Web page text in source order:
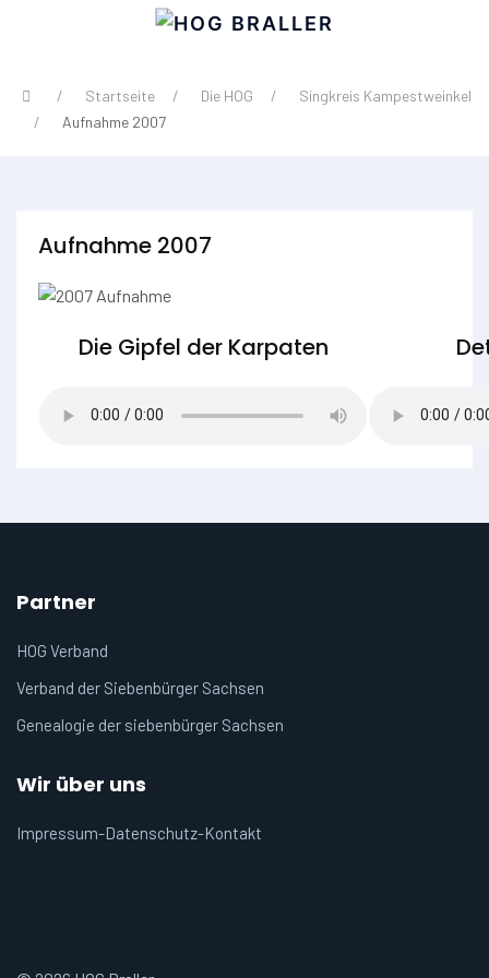
Startseite Die HOG
Singkreis Kampestweinkel
Aufnahme 2007
Aufnahme 2007
Die Gipfel der Karpaten
Partner
HOG Verband
Verband der Siebenbürger Sachsen
Genealogie der siebenbürger Sachsen
Wir über uns
Impressum-Datenschutz-Kontakt